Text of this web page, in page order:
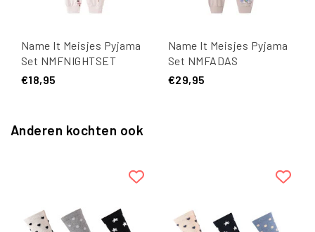
Name It Meisjes Pyjama
Set NMFNIGHTSET
BALLARINA Roze
€18,95
Name It Meisjes Pyjama
Set NMFADAS
PAWPATROL Roze
€29,95
Anderen kochten ook